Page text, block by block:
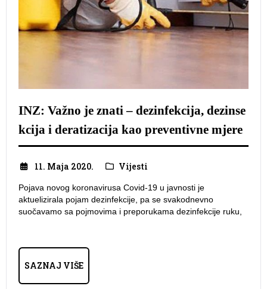
INZ: Važno je znati – dezinfekcija, dezinse
kcija i deratizacija kao preventivne mjere
11. Maja 2020. Vijesti
Pojava novog koronavirusa Covid-19 u javnosti je
aktuelizirala pojam dezinfekcije, pa se svakodnevno
suočavamo sa pojmovima i preporukama dezinfekcije ruku,
SAZNAJ VIŠE